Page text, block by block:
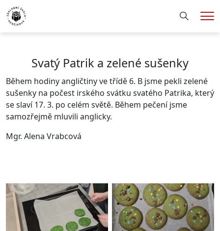
Hledání
Svatý Patrik a zelené sušenky
Během hodiny angličtiny ve třídě 6. B jsme pekli zelené
sušenky na počest irského svátku svatého Patrika, který
se slaví 17. 3. po celém světě. Během pečení jsme
samozřejmě mluvili anglicky.
Mgr. Alena Vrabcová